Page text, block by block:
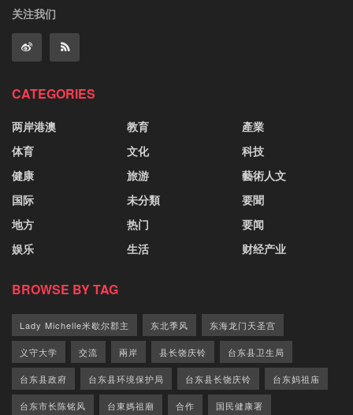
关注我们
CATEGORIES
两岸港澳
体育
健康
国际
地方
娱乐
教育
文化
旅游
未分類
热门
生活
產業
科技
藝術人文
要聞
要闻
财经产业
BROWSE BY TAG
Lady Michelle米歇尔郡主 东北季风 东海龙门天圣宫
义守大学 交流 兩岸 县长饶庆铃 台东县卫生局
台东县政府 台东县环境保护局 台东县长饶庆铃 台东妈祖庙
台东市长陈铭风 台東媽祖廟 合作 国民健康署